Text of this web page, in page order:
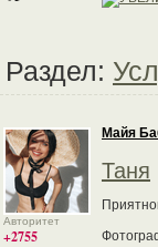
Раздел:
Авторитет
+2755
Майя
Таня